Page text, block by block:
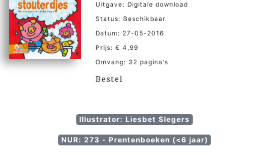
Uitgave: Digitale download
Status: Beschikbaar
Datum: 27-05-2016
Prijs: € 4,99
Omvang: 32 pagina's
Bestel
Illustrator: Liesbet Slegers
NUR: 273 - Prentenboeken (<6 jaar)